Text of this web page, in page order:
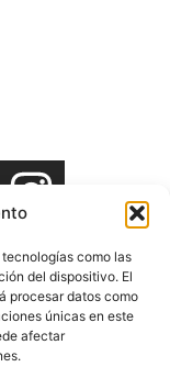
como las
del dispositivo. El
procesar datos como
únicas en este
afectar